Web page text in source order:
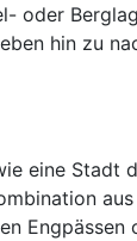
oder
hin zu
eine